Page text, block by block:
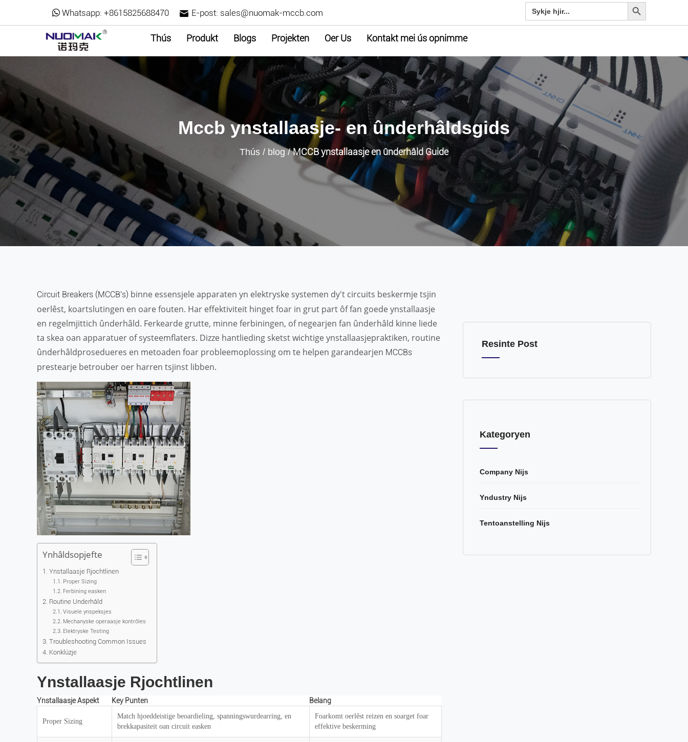
Whatsapp: +8615825688470 E-post: sales@nuomak-mccb.com
Sykje
nei:
Thús Produkt Blogs Projekten Oer Us Kontakt mei ús opnimme
Mccb ynstallaasje- en ûnderhâldsgids
Thús / blog /MCCB ynstallaasje en ûnderhâld Guide
Circuit Breakers (MCCB's) binne essensjele apparaten yn elektryske systemen dy't circuits beskermje tsjin
oerlêst, koartslutingen en oare fouten. Har effektiviteit hinget foar in grut part ôf fan goede ynstallaasje
en regelmjittich ûnderhâld. Ferkearde grutte, minne ferbiningen, of negearjen fan ûnderhâld kinne liede
ta skea oan apparatuer of systeemflaters. Dizze hantlieding sketst wichtige ynstallaasjepraktiken, routine
ûnderhâldprosedueres en metoaden foar probleemoplossing om te helpen garandearjen MCCBs
prestearje betrouber oer harren tsjinst libben.
Ynhâldsopjefte
Ynstallaasje Rjochtlinen
Proper Sizing
Ferbining easken
Routine Underhâld
Visuele ynspeksjes
Mechanyske operaasje kontrôles
Elektryske Testing
Troubleshooting Common Issues
Konklúzje
Ynstallaasje Rjochtlinen
Ynstallaasje Aspekt Key Punten Belang
Proper Sizing
Match hjoeddeistige beoardieling, spanningswurdearring, en
brekkapasiteit oan circuit easken
Foarkomt oerlêst reizen en soarget foar
effektive beskerming
Resinte Post
Kategoryen
Company Nijs
Yndustry Nijs
Tentoanstelling Nijs